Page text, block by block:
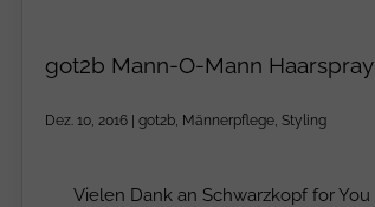
got2b Mann-O-Mann Haarspray
Dez. 10, 2016 got2b, Männerpflege, Styling
Vielen Dank an Schwarzkopf for You